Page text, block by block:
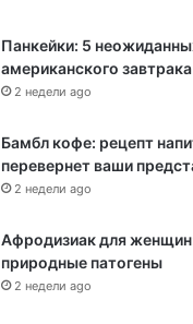
Панкейки: 5
американского завтрака
2 недели ago
Бамбл кофе: рецепт
перевернет ваши
2 недели ago
Афродизиак для
природные патогены
2 недели ago